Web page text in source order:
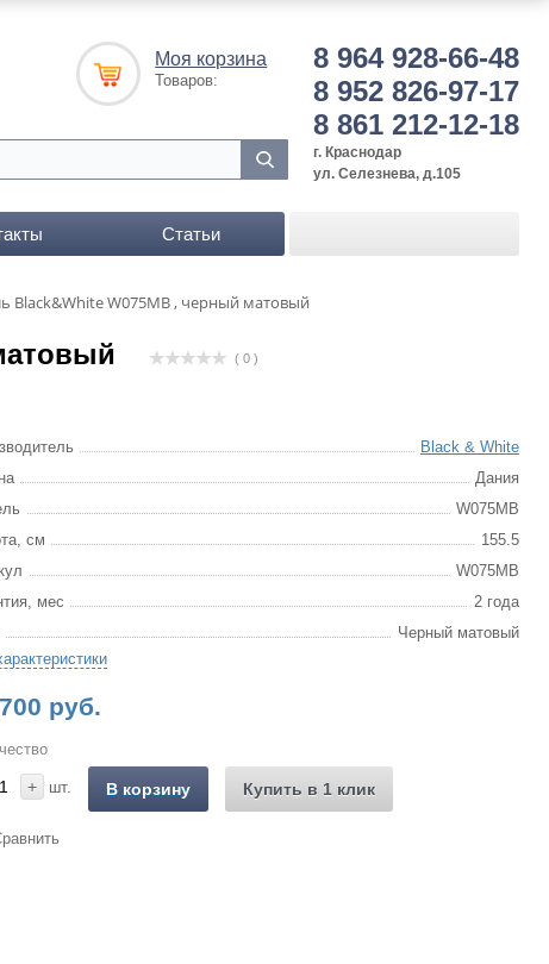
8 964 928-66-48
8 952 826-97-17
8 861 212-12-18
г. Краснодар
ул. Селезнева, д.105
Моя корзина
Товаров:
Статьи
Black&White W075MB , черный матовый
( 0 )
Black & White
Дания
W075MB
см
155.5
W075MB
мес
2 года
Черный матовый
руб.
+ шт. В корзину Купить в 1 клик